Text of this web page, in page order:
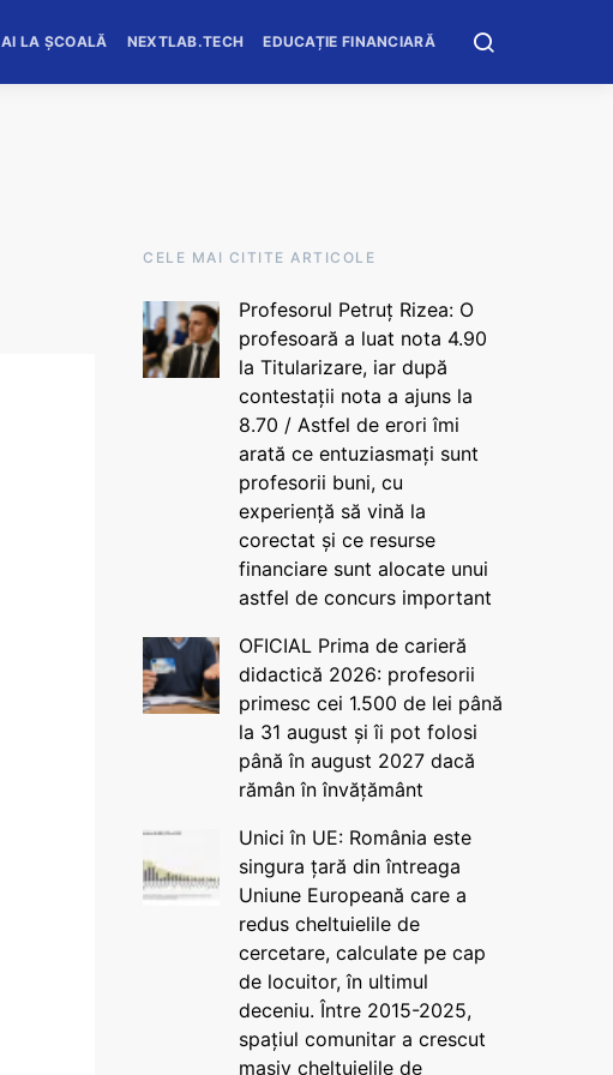
AI LA ȘCOALĂ NEXTLAB.TECH EDUCAȚIE FINANCIARĂ
CELE MAI CITITE ARTICOLE
Profesorul Petruț Rizea: O
profesoară a luat nota 4.90
la Titularizare, iar după
contestații nota a ajuns la
8.70 / Astfel de erori îmi
arată ce entuziasmați sunt
profesorii buni, cu
experiență să vină la
corectat și ce resurse
financiare sunt alocate unui
astfel de concurs important
OFICIAL Prima de carieră
didactică 2026: profesorii
primesc cei 1.500 de lei până
la 31 august și îi pot folosi
până în august 2027 dacă
rămân în învățământ
Unici în UE: România este
singura țară din întreaga
Uniune Europeană care a
redus cheltuielile de
cercetare, calculate pe cap
de locuitor, în ultimul
deceniu. Între 2015-2025,
spațiul comunitar a crescut
masiv cheltuielile de